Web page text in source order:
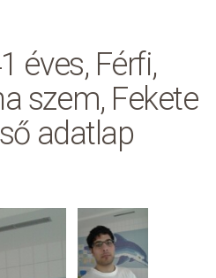
éves, Férfi,
szem, Fekete
adatlap